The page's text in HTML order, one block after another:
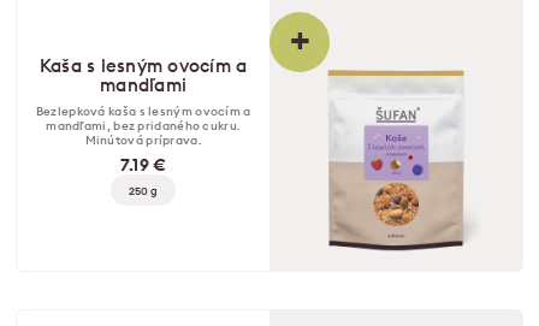
+
Kaša s lesným ovocím a
mandľami
Bezlepková kaša s lesným ovocím a
mandľami, bez pridaného cukru.
Minútová príprava.
7.19 €
250 g